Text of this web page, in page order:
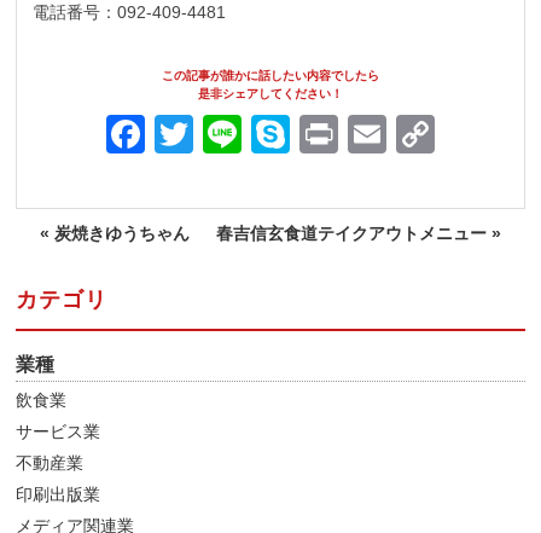
電話番号：092-409-4481
この記事が誰かに話したい内容でしたら
是非シェアしてください！
Facebook
Twitter
LineSkypePrintEmail
«炭焼きゆうちゃん 春吉信玄食道テイクアウトメニュー»
カテゴリ
業種
飲食業
サービス業
不動産業
印刷出版業
メディア関連業